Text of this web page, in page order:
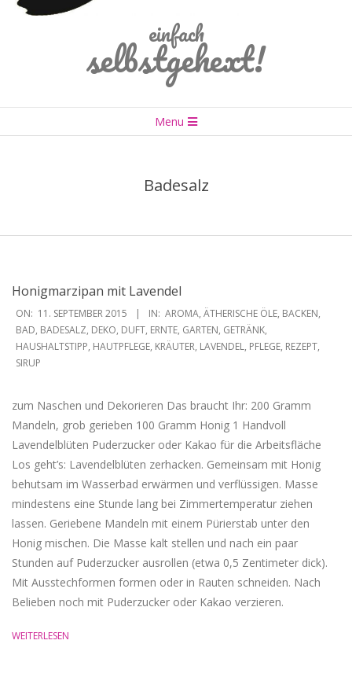
einfach
selbstgehext!
Navigation
Menu
Badesalz
Honigmarzipan mit Lavendel
2015-
09-
11
ON: 11. SEPTEMBER 2015 IN: AROMA, ÄTHERISCHE ÖLE, BACKEN,
BAD, BADESALZ, DEKO, DUFT, ERNTE, GARTEN, GETRÄNK,
HAUSHALTSTIPP, HAUTPFLEGE, KRÄUTER, LAVENDEL, PFLEGE, REZEPT,
SIRUP
zum Naschen und Dekorieren Das braucht Ihr: 200 Gramm
Mandeln, grob gerieben 100 Gramm Honig 1 Handvoll
Lavendelblüten Puderzucker oder Kakao für die Arbeitsfläche
Los geht’s: Lavendelblüten zerhacken. Gemeinsam mit Honig
behutsam im Wasserbad erwärmen und verflüssigen. Masse
mindestens eine Stunde lang bei Zimmertemperatur ziehen
lassen. Geriebene Mandeln mit einem Pürierstab unter den
Honig mischen. Die Masse kalt stellen und nach ein paar
Stunden auf Puderzucker ausrollen (etwa 0,5 Zentimeter dick).
Mit Ausstechformen formen oder in Rauten schneiden. Nach
Belieben noch mit Puderzucker oder Kakao verzieren.
WEITERLESEN